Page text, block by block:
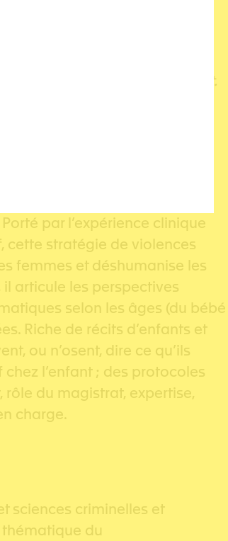
selbst oder andere
Bank auf ihre Kinder wartet.
par l’expérience clinique
cette stratégie de violences
femmes et déshumanise les
articule les perspectives
selon les âges (du bébé
Riche de récits d’enfants et
ou n’osent, dire ce qu’ils
l’enfant ; des protocoles
rôle du magistrat, expertise,
charge.
sciences criminelles et
du